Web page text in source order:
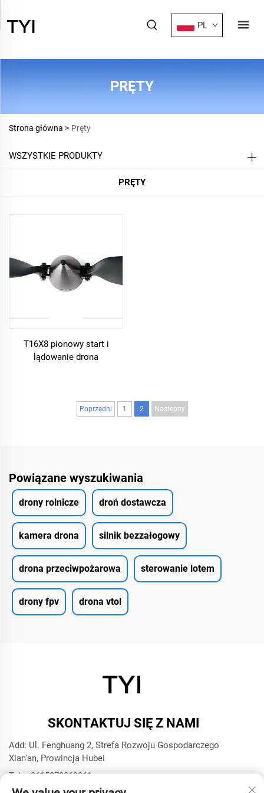
PL
PRĘTY
Strona główna > Pręty
WSZYSTKIE PRODUKTY
PRĘTY
T16X8 pionowy start i
lądowanie drona
polimeru z włókna
Poprzedni 1 2 Następny
Powiązane wyszukiwania
drony rolnicze droń dostawcza
kamera drona silnik bezzałogowy
drona przeciwpożarowa sterowanie lotem
drony fpv drona vtol
SKONTAKTUJ SIĘ Z NAMI
Add: Ul. Fenghuang 2, Strefa Rozwoju Gospodarczego
Xian'an, Prowincja Hubei
Tel.:+8615272063961